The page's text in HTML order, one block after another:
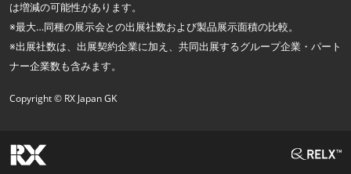
は増減の可能性があります。
※最大…同種の展示会との出展社数および製品展示面積の比較。
※出展社数は、出展契約企業に加え、共同出展するグループ企業・パート
ナー企業数も含みます。
Copyright © RX Japan GK